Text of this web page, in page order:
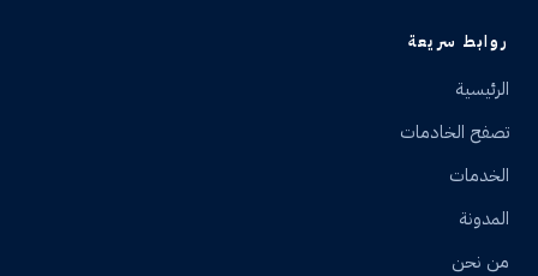
روابط سريعة
الرئيسية
تصفح الخادمات
الخدمات
المدونة
من نحن